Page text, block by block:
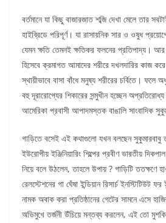
বর্তমানে যা কিছু বাজারজাত শব্জি দেখা মেলে তার
হাইব্রিডে পরিপূর্ণ। যা রাসায়নিক সার ও ওষুধ
যেমন ক্ষতি তেমনই ক্ষতিকর ফলনের প্রতিপাদ্য।
হিসেবে ক্রমাগত আমাদের শরীরে দখলদারির কাজ
স্থায়ীভাবে বাসা বাঁধে মনুষ্য শরীরের চর্বিতে। ফলে
বহু দূরারোগ্যের শিকারের সন্মুখীন হচ্ছেন
আমেরিকা প্রবাসী আপাদমস্তক বাঙালি সাংবাদিক
গাড়িতে বসেই এই কথাগুলো যখন বলছেন
ইউরোপীয় ইঞ্জিনিয়ারিং শিল্পের প্রবীণ ভারতীয়
নিয়ে বলে উঠলেন, তাহলে উপায় ? গাড়িটি ততক্ষণে
রেলস্টেশনের গা ঘেঁষা ইন্ডিয়ান রিসার্চ ইনস্টিটিউট
নামক অবাক করা প্রতিষ্ঠানের গেটের সামনে এসে
অভিমুখে তর্জনী উঁচিয়ে মন্তব্য করলেন, এই তো